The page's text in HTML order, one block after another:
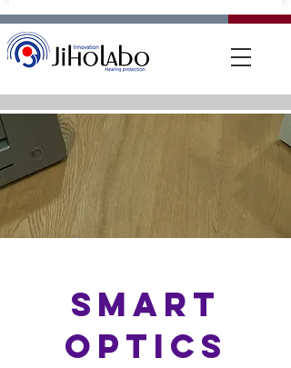
SMART
OPTICS